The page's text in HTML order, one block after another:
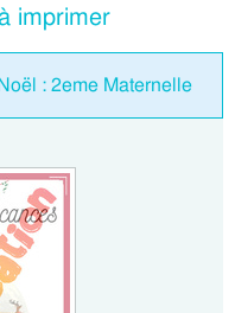
imprimer
: 2eme Maternelle